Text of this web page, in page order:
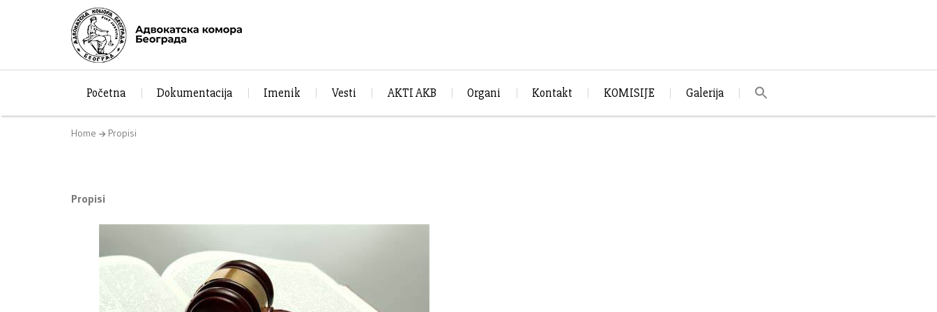
Početna Dokumentacija Imenik Vesti AKTI AKB Organi Kontakt KOMISIJE Galerija
Home Propisi
Propisi